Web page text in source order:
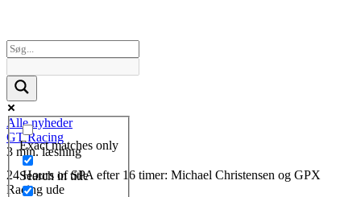
Exact matches only
Search in title
Alle nyheder
GT Racing
3 min. læsning
24 Hours of SPA efter 16 timer: Michael Christensen og GPX
Racing ude